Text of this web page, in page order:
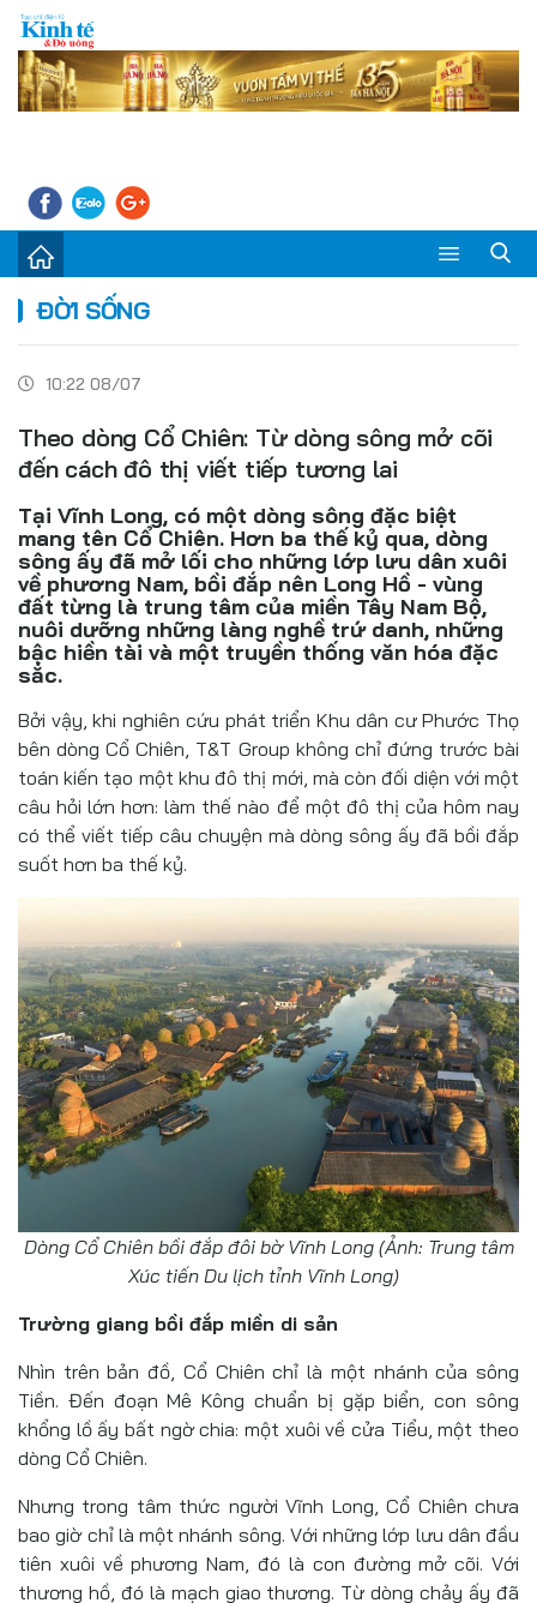
Sự kiện
Kinh tế - Tiêu dùng
Đời sống
Thị trường
Đồ uống
Pháp luật
Khoa giáo
ĐỜI SỐNG
10:22 08/07
Theo dòng Cổ Chiên: Từ dòng sông mở cõi
đến cách đô thị viết tiếp tương lai
Tại Vĩnh Long, có một dòng sông đặc biệt
mang tên Cổ Chiên. Hơn ba thế kỷ qua, dòng
sông ấy đã mở lối cho những lớp lưu dân xuôi
về phương Nam, bồi đắp nên Long Hồ - vùng
đất từng là trung tâm của miền Tây Nam Bộ,
nuôi dưỡng những làng nghề trứ danh, những
bậc hiền tài và một truyền thống văn hóa đặc
sắc.
Bởi vậy, khi nghiên cứu phát triển Khu dân cư Phước Thọ
bên dòng Cổ Chiên, T&T Group không chỉ đứng trước bài
toán kiến tạo một khu đô thị mới, mà còn đối diện với một
câu hỏi lớn hơn: làm thế nào để một đô thị của hôm nay
có thể viết tiếp câu chuyện mà dòng sông ấy đã bồi đắp
suốt hơn ba thế kỷ.
Dòng Cổ Chiên bồi đắp đôi bờ Vĩnh Long (Ảnh: Trung tâm
Xúc tiến Du lịch tỉnh Vĩnh Long)
Trường giang bồi đắp miền di sản
Nhìn trên bản đồ, Cổ Chiên chỉ là một nhánh của sông
Tiền. Đến đoạn Mê Kông chuẩn bị gặp biển, con sông
khổng lồ ấy bất ngờ chia: một xuôi về cửa Tiểu, một theo
dòng Cổ Chiên.
Nhưng trong tâm thức người Vĩnh Long, Cổ Chiên chưa
bao giờ chỉ là một nhánh sông. Với những lớp lưu dân đầu
tiên xuôi về phương Nam, đó là con đường mở cõi. Với
thương hồ, đó là mạch giao thương. Từ dòng chảy ấy đã